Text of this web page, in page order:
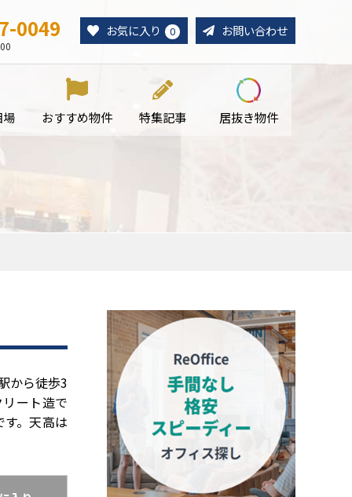
0049 お気に入り 0 お問い合わせ
おすすめ物件 特集記事 居抜き物件
から徒歩3
ート造で
。天高は